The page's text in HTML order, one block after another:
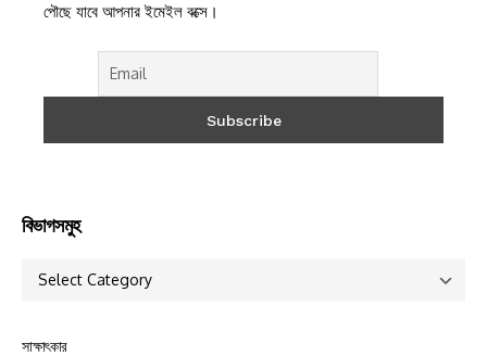
পৌছে যাবে আপনার ইমেইল বক্সে।
বিভাগসমুহ
সাক্ষাৎকার